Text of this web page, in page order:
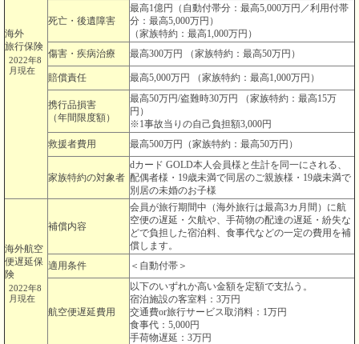
海外
旅行保険
2022年8
月現在
死亡・後遺障害
最高1億円（自動付帯分：最高5,000万円／利用付帯
分：最高5,000万円）
（家族特約：最高1,000万円）
傷害・疾病治療
最高300万円 （家族特約：最高50万円）
賠償責任 最高5,000万円 （家族特約：最高1,000万円）
携行品損害
（年間限度額）
最高50万円/盗難時30万円 （家族特約：最高15万
円）
※1事故当りの自己負担額3,000円
救援者費用
最高500万円（家族特約：最高50万円）
家族特約の対象者
dカード GOLD本人会員様と生計を同一にされる、
配偶者様・19歳未満で同居のご親族様・19歳未満で
別居の未婚のお子様
海外航空
便遅延保
険
2022年8
月現在
補償内容
会員が旅行期間中（海外旅行は最高3カ月間）に航
空便の遅延・欠航や、手荷物の配達の遅延・紛失な
どで負担した宿泊料、食事代などの一定の費用を補
償します。
適用条件
＜自動付帯＞
航空便遅延費用
以下のいずれか高い金額を定額で支払う。
宿泊施設の客室料：3万円
交通費or旅行サービス取消料：1万円
食事代：5,000円
手荷物遅延：3万円